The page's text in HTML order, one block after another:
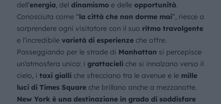
dell’energia, del dinamismo e delle opportunità.
Conosciuta come “la città che non dorme mai”, riesce a
sorprendere ogni visitatore con il suo ritmo travolgente
e l’incredibile varietà di esperienzeche offre.
Passeggiando per le strade di Manhattan si percepisce
un’atmosfera unica: i grattacieliche si innalzano verso il
cielo, i taxi gialliche sfrecciano tra le avenue e le mille
luci di Times Squareche brillano anche a mezzanotte.
New York è una destinazione in grado di soddisfare